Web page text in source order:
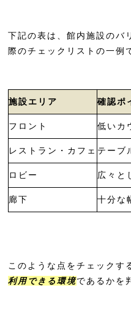
京都 梅小路 花
ザ ロイヤルパ
エスペリアホテ
京都市南区｜バ
あるホテル・旅
コンフォート
ヴィアインプラ
ダイワロイネッ
下記の表は、館内施設のバ
際のチェックリストの一例
施設エリア 確認ポ
フロント 低いカ
レストラン・カフェ テーブ
ロビー 広々と
廊下 十分な
このような点をチェックす
利用できる環境であるかを